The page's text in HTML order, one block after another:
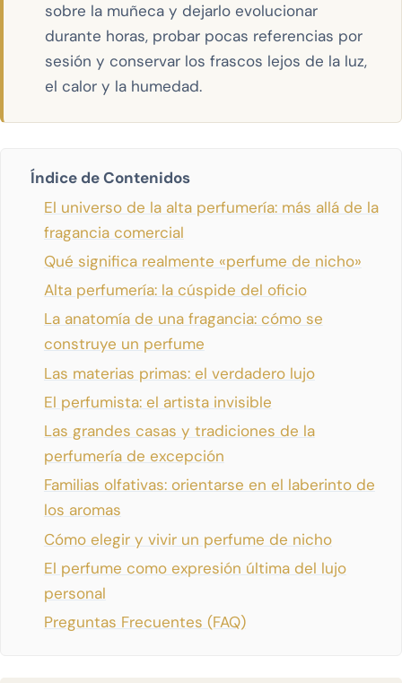
sobre la muñeca y dejarlo evolucionar
durante horas, probar pocas referencias por
sesión y conservar los frascos lejos de la luz,
el calor y la humedad.
Índice de Contenidos
El universo de la alta perfumería: más allá de la
fragancia comercial
Qué significa realmente «perfume de nicho»
Alta perfumería: la cúspide del oficio
La anatomía de una fragancia: cómo se
construye un perfume
Las materias primas: el verdadero lujo
El perfumista: el artista invisible
Las grandes casas y tradiciones de la
perfumería de excepción
Familias olfativas: orientarse en el laberinto de
los aromas
Cómo elegir y vivir un perfume de nicho
El perfume como expresión última del lujo
personal
Preguntas Frecuentes (FAQ)